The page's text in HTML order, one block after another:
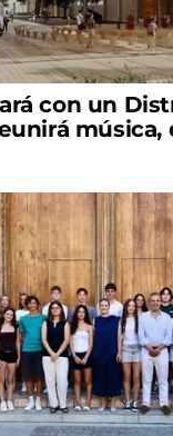
con un
música,